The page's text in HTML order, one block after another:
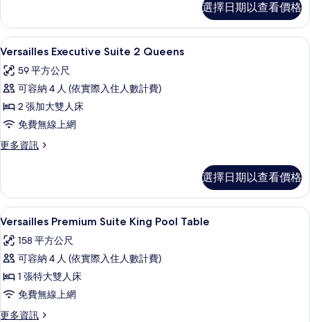
有
相
片
Room
Queens
詳
情
選擇日期以查看價格
顯
示
Versailles
Executive
Suite
2
Queens
有
相
片
Versailles Executive Suite 2 Queens
4
Versailles Executive Suite 2 Queens
59 平方公尺
可容納 4 人 (依實際入住人數計費)
2 張加大雙人床
免費無線上網
更多資訊
更
Suite
Queens
詳
情
選擇日期以查看價格
顯
示
Versailles
Premium
Suite
King
Pool
高級寢具、迷你吧、客房內保險箱、書
5
Versailles Premium Suite King Pool Table
158 平方公尺
可容納 4 人 (依實際入住人數計費)
1 張特大雙人床
免費無線上網
更多資訊
更